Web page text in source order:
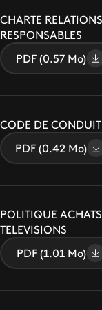
CHARTE
RESPONSABLES
PDF (0.57 Mo)
CODE DE
PDF (0.42 Mo)
POLITIQUE
TELEVISIONS
PDF (1.01 Mo)